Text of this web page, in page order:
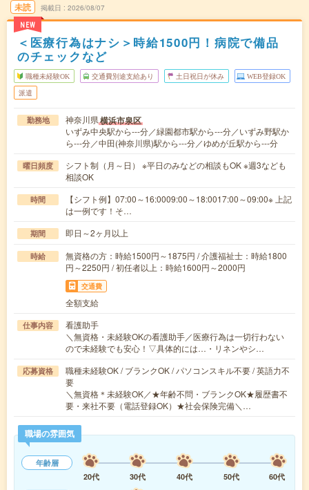
未読
NEW
掲載日 2026/08/07
＜医療行為はナシ＞時給1500円！病院で備品
のチェックなど
職種未経験OK 交通費別途支給あり 土日祝日が休み WEB登録OK
派遣
勤務地 神奈川県横浜市泉区
いずみ中央駅から---分／緑園都市駅から---分／いずみ野駅か
ら---分／中田(神奈川県)駅から---分／ゆめが丘駅から---分
曜日頻度
シフト制（月～日） ※平日のみなどの相談もOK ※週3なども
相談OK
時間
【シフト例】07:00～16:0009:00～18:0017:00～09:00※ 上記
は一例です！そ…
期間 即日～2ヶ月以上
時給
無資格の方：時給1500円～1875円 / 介護福祉士：時給1800
円～2250円 / 初任者以上：時給1600円～2000円
交通費
全額支給
仕事内容
看護助手
＼無資格・未経験OKの看護助手／医療行為は一切行わない
ので未経験でも安心！▽具体的には…・リネンやシ…
応募資格
職種未経験OK / ブランクOK / パソコンスキル不要 / 英語力不
要
＼無資格＊未経験OK／★年齢不問・ブランクOK★履歴書不
要・来社不要（電話登録OK）★社会保険完備＼…
職場の雰囲気
年齢層
20代
30代 40代 50代
60代